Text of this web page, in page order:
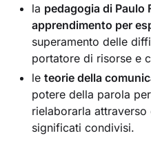
la pedagogia di Paulo
apprendimento per
superamento delle
portatore di risorse e
leteorie della
potere della parola
rielaborarla
significati condivisi.